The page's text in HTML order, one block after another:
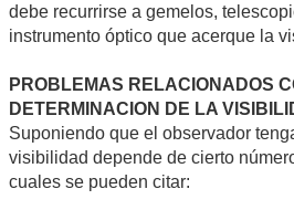
debe recurrirse a gemelos,
instrumento óptico que acerque la
PROBLEMAS RELACIONADOS
DETERMINACION DE LA
Suponiendo que el observador
visibilidad depende de cierto
cuales se pueden citar: